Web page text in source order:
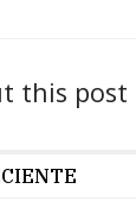
this post